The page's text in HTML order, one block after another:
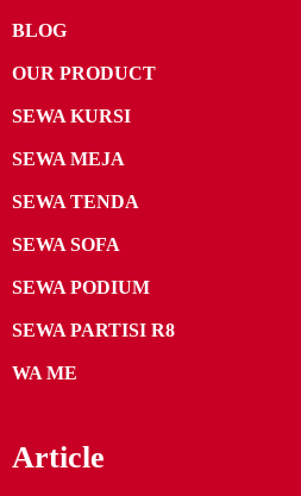
BLOG
OUR PRODUCT
SEWA KURSI
SEWA MEJA
SEWA TENDA
SEWA SOFA
SEWA PODIUM
SEWA PARTISI R8
WA ME
Article